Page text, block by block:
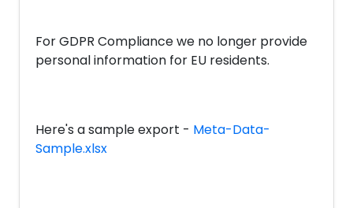
For GDPR Compliance we no longer provide
personal information for EU residents.
Here's a sample export - Meta-Data-
Sample.xlsx